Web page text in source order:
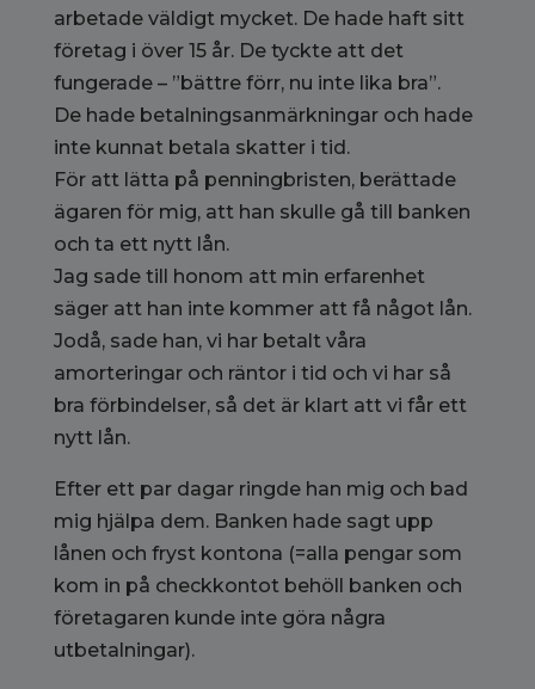
arbetade väldigt mycket. De hade haft sitt
företag i över 15 år. De tyckte att det
fungerade – ”bättre förr, nu inte lika bra”.
De hade betalningsanmärkningar och hade
inte kunnat betala skatter i tid.
För att lätta på penningbristen, berättade
ägaren för mig, att han skulle gå till banken
och ta ett nytt lån.
Jag sade till honom att min erfarenhet
säger att han inte kommer att få något lån.
Jodå, sade han, vi har betalt våra
amorteringar och räntor i tid och vi har så
bra förbindelser, så det är klart att vi får ett
nytt lån.
Efter ett par dagar ringde han mig och bad
mig hjälpa dem. Banken hade sagt upp
lånen och fryst kontona (=alla pengar som
kom in på checkkontot behöll banken och
företagaren kunde inte göra några
utbetalningar).